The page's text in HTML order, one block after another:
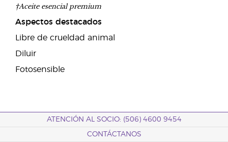
†Aceite esencial premium
Aspectos destacados
Libre de crueldad animal
Diluir
Fotosensible
ATENCIÓN AL SOCIO: (506) 4600 9454
CONTÁCTANOS